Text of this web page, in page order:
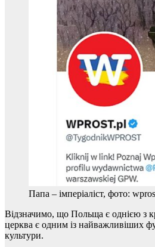
Папа – імперіаліст, фото:
Відзначимо, що Польща є однією з
церква є одним із найважливіших
культури.